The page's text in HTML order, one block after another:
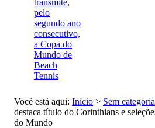
pelo
segundo ano
consecutivo,
a Copa do
Mundo de
Beach
Tennis
Você está aqui: Início > Sem categoria
destaca título do Corinthians e
do Mundo